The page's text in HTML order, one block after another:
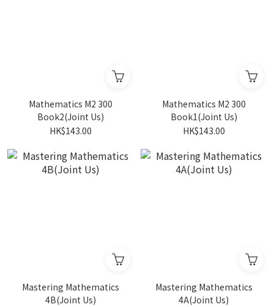
Mathematics M2 300
Book2(Joint Us)
HK$143.00
Mathematics M2 300
Book1(Joint Us)
HK$143.00
Mastering Mathematics
4B(Joint Us)
Mastering Mathematics
4A(Joint Us)